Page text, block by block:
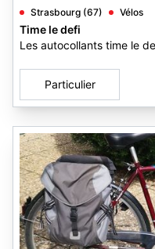
Strasbourg (67) Vélos
Time le defi
Les autocollants time le
Particulier